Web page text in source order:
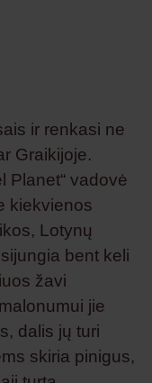
ir renkasi ne
Graikijoje.
Planet“ vadovė
kiekvienos
Lotynų
bent keli
žavi
jie
dalis jų turi
skiria pinigus,